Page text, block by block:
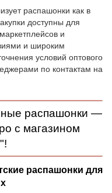
распашонки как в
доступны для
и
и широким
условий оптового
по контактам на
распашонки —
с магазином
распашонки для